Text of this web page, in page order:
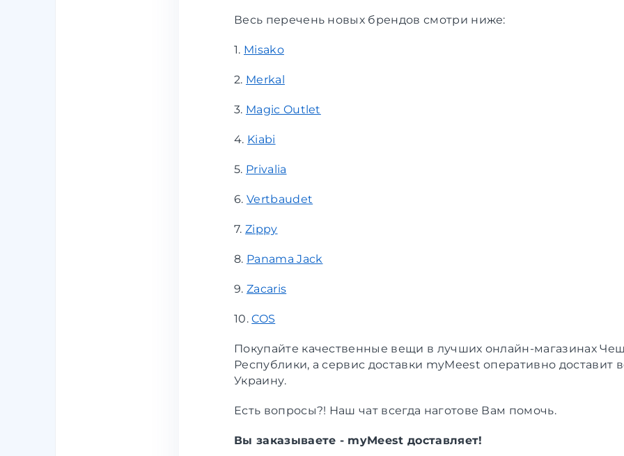
Весь перечень новых брендов смотри ниже:
1. Misako
2. Merkal
3. Magic Outlet
4. Kiabi
5. Privalia
6. Vertbaudet
7. Zippy
8. Panama Jack
9. Zacaris
10.COS
Покупайте качественные вещи в лучших онлайн-магазинах
Республики, а сервис доставки myMeest оперативно доставит
Украину.
Есть вопросы?! Наш чат всегда наготове Вам помочь.
Вы заказываете - myMeest доставляет!